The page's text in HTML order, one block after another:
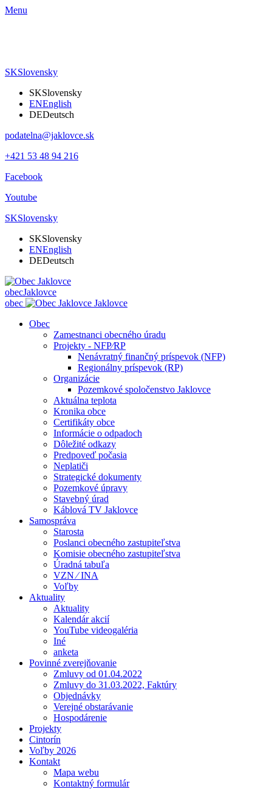
Menu
SKSlovensky
SKSlovensky
ENEnglish
DEDeutsch
podatelna@jaklovce.sk
+421 53 48 94 216
Facebook
Youtube
SKSlovensky
SKSlovensky
ENEnglish
DEDeutsch
obecJaklovce
obec
Jaklovce
Obec
Zamestnanci obecného úradu
Projekty - NFP⁄RP
Nenávratný finančný príspevok (NFP)
Regionálny príspevok (RP)
Organizácie
Pozemkové spoločenstvo Jaklovce
Aktuálna teplota
Kronika obce
Certifikáty obce
Informácie o odpadoch
Dôležité odkazy
Predpoveď počasia
Neplatiči
Strategické dokumenty
Pozemkové úpravy
Stavebný úrad
Káblová TV Jaklovce
Samospráva
Starosta
Poslanci obecného zastupiteľstva
Komisie obecného zastupiteľstva
Úradná tabuľa
VZN ⁄ INA
Voľby
Aktuality
Aktuality
Kalendár akcií
YouTube videogaléria
Iné
anketa
Povinné zverejňovanie
Zmluvy od 01.04.2022
Zmluvy do 31.03.2022, Faktúry
Objednávky
Verejné obstarávanie
Hospodárenie
Projekty
Cintorín
Voľby 2026
Kontakt
Mapa webu
Kontaktný formulár